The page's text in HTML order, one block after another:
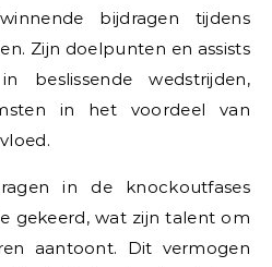
bijdragen tijdens
Zijn doelpunten en assists
beslissende wedstrijden,
in het voordeel van
in de knockoutfases
gekeerd, wat zijn talent om
aantoont. Dit vermogen